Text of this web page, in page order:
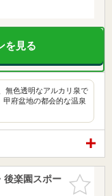
を見る
無色透明なアルカリ泉で
府盆地の都会的な温泉
お気に入
りに追加
楽園スポー